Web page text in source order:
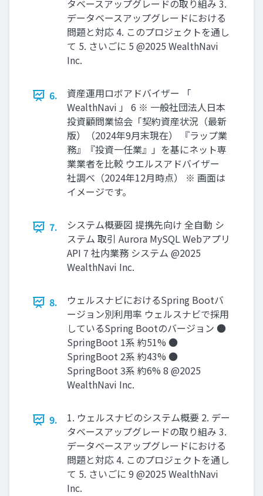
タベースアップグレードの取り組み 3.
データベースアップグレードにおける
問題と対応 4. このプロジェクトを通し
て 5. さいごに 5 @2025 WealthNavi
Inc.
6.
資産運用ロボアドバイザー 「
WealthNavi 」 6 ※ ⼀般社団法⼈⽇本
投資顧問業協会「契約資産状況（最新
版）（2024年9⽉末現在） 『ラップ業
務』『投資⼀任業』」を基にネット専
業業者を⽐較 ウエルスアドバイザー
社調べ（2024年12⽉時点） ※ 画⾯は
イメージです。
7.
システム概要図 提携先向け 全自動 シ
ステム 取引 Aurora MySQL Webアプリ
API 7 社内業務 システム @2025
WealthNavi Inc.
8.
ウェルスナビにおけるSpring Bootバ
ージョン別利⽤率 ウェルスナビで採⽤
しているSpring Bootのバージョン ●
SpringBoot 1系 約51% ●
SpringBoot 2系 約43% ●
SpringBoot 3系 約6% 8 @2025
WealthNavi Inc.
9.
1. ウェルスナビのシステム概要 2. デー
タベースアップグレードの取り組み 3.
データベースアップグレードにおける
問題と対応 4. このプロジェクトを通し
て 5. さいごに 9 @2025 WealthNavi
Inc.